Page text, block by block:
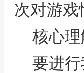
次对游
核心
要进